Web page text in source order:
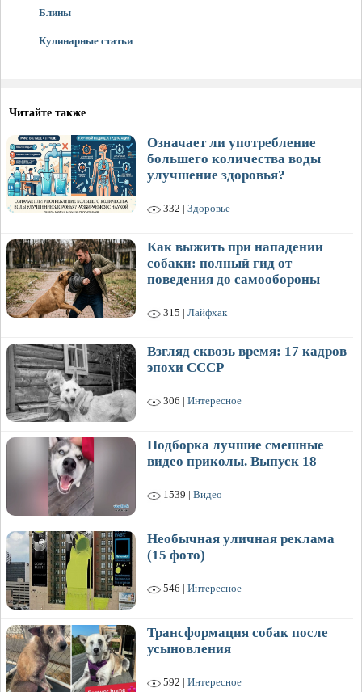
Блины
Кулинарные статьи
Читайте также
Означает ли употребление
большего количества воды
улучшение здоровья?
332 | Здоровье
Как выжить при нападении
собаки: полный гид от
поведения до самообороны
315 | Лайфхак
Взгляд сквозь время: 17 кадров
эпохи СССР
306 | Интересное
Подборка лучшие смешные
видео приколы. Выпуск 18
1539 | Видео
Необычная уличная реклама
(15 фото)
546 | Интересное
Трансформация собак после
усыновления
592 | Интересное